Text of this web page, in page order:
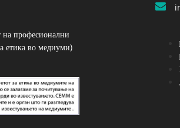
на професионални
етика во медиуми)